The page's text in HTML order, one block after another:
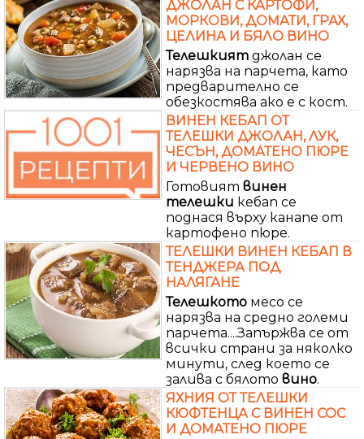
ДЖОЛАН С КАРТОФИ,
МОРКОВИ, ДОМАТИ, ГРАХ,
ЦЕЛИНА И БЯЛО ВИНО
Телешкият джолан се
нарязва на парчета, като
предварително се
обезкостява ако е с кост.
ВИНЕН КЕБАП ОТ
ТЕЛЕШКИ ДЖОЛАН, ЛУК,
ЧЕСЪН, ДОМАТЕНО ПЮРЕ
И ЧЕРВЕНО ВИНО
Готовият винен
телешки кебап се
поднася върху канапе от
картофено пюре.
ТЕЛЕШКИ ВИНЕН КЕБАП В
ТЕНДЖЕРА ПОД
НАЛЯГАНЕ
Телешкото месо се
нарязва на средно големи
парчета....Запържва се от
всички страни за няколко
минути, след което се
залива с бялото вино.
ЯХНИЯ ОТ ТЕЛЕШКИ
КЮФТЕНЦА С ВИНЕН СОС
И ДОМАТЕНО ПЮРЕ